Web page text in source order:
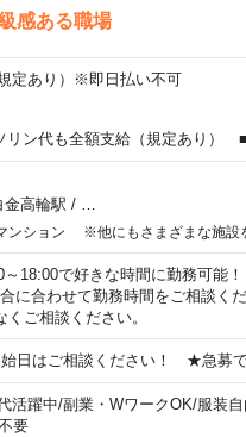
感ある職場
定あり）※即日払い不可
ン代も全額支給（規定あり）
金高輪駅 /
ンション ※他にもさまざまな施設
18:00で好きな時間に勤務可能
に合わせて勤務時間をご相談く
ご相談ください。
日はご相談ください！ ★急募で
活躍中/副業・WワークOK/服装自
要